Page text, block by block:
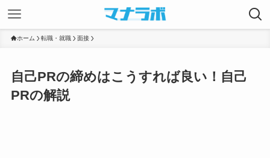
ホーム 転職・就職 面接
自己PRの締めはこうすれば良い！自己
PRの解説